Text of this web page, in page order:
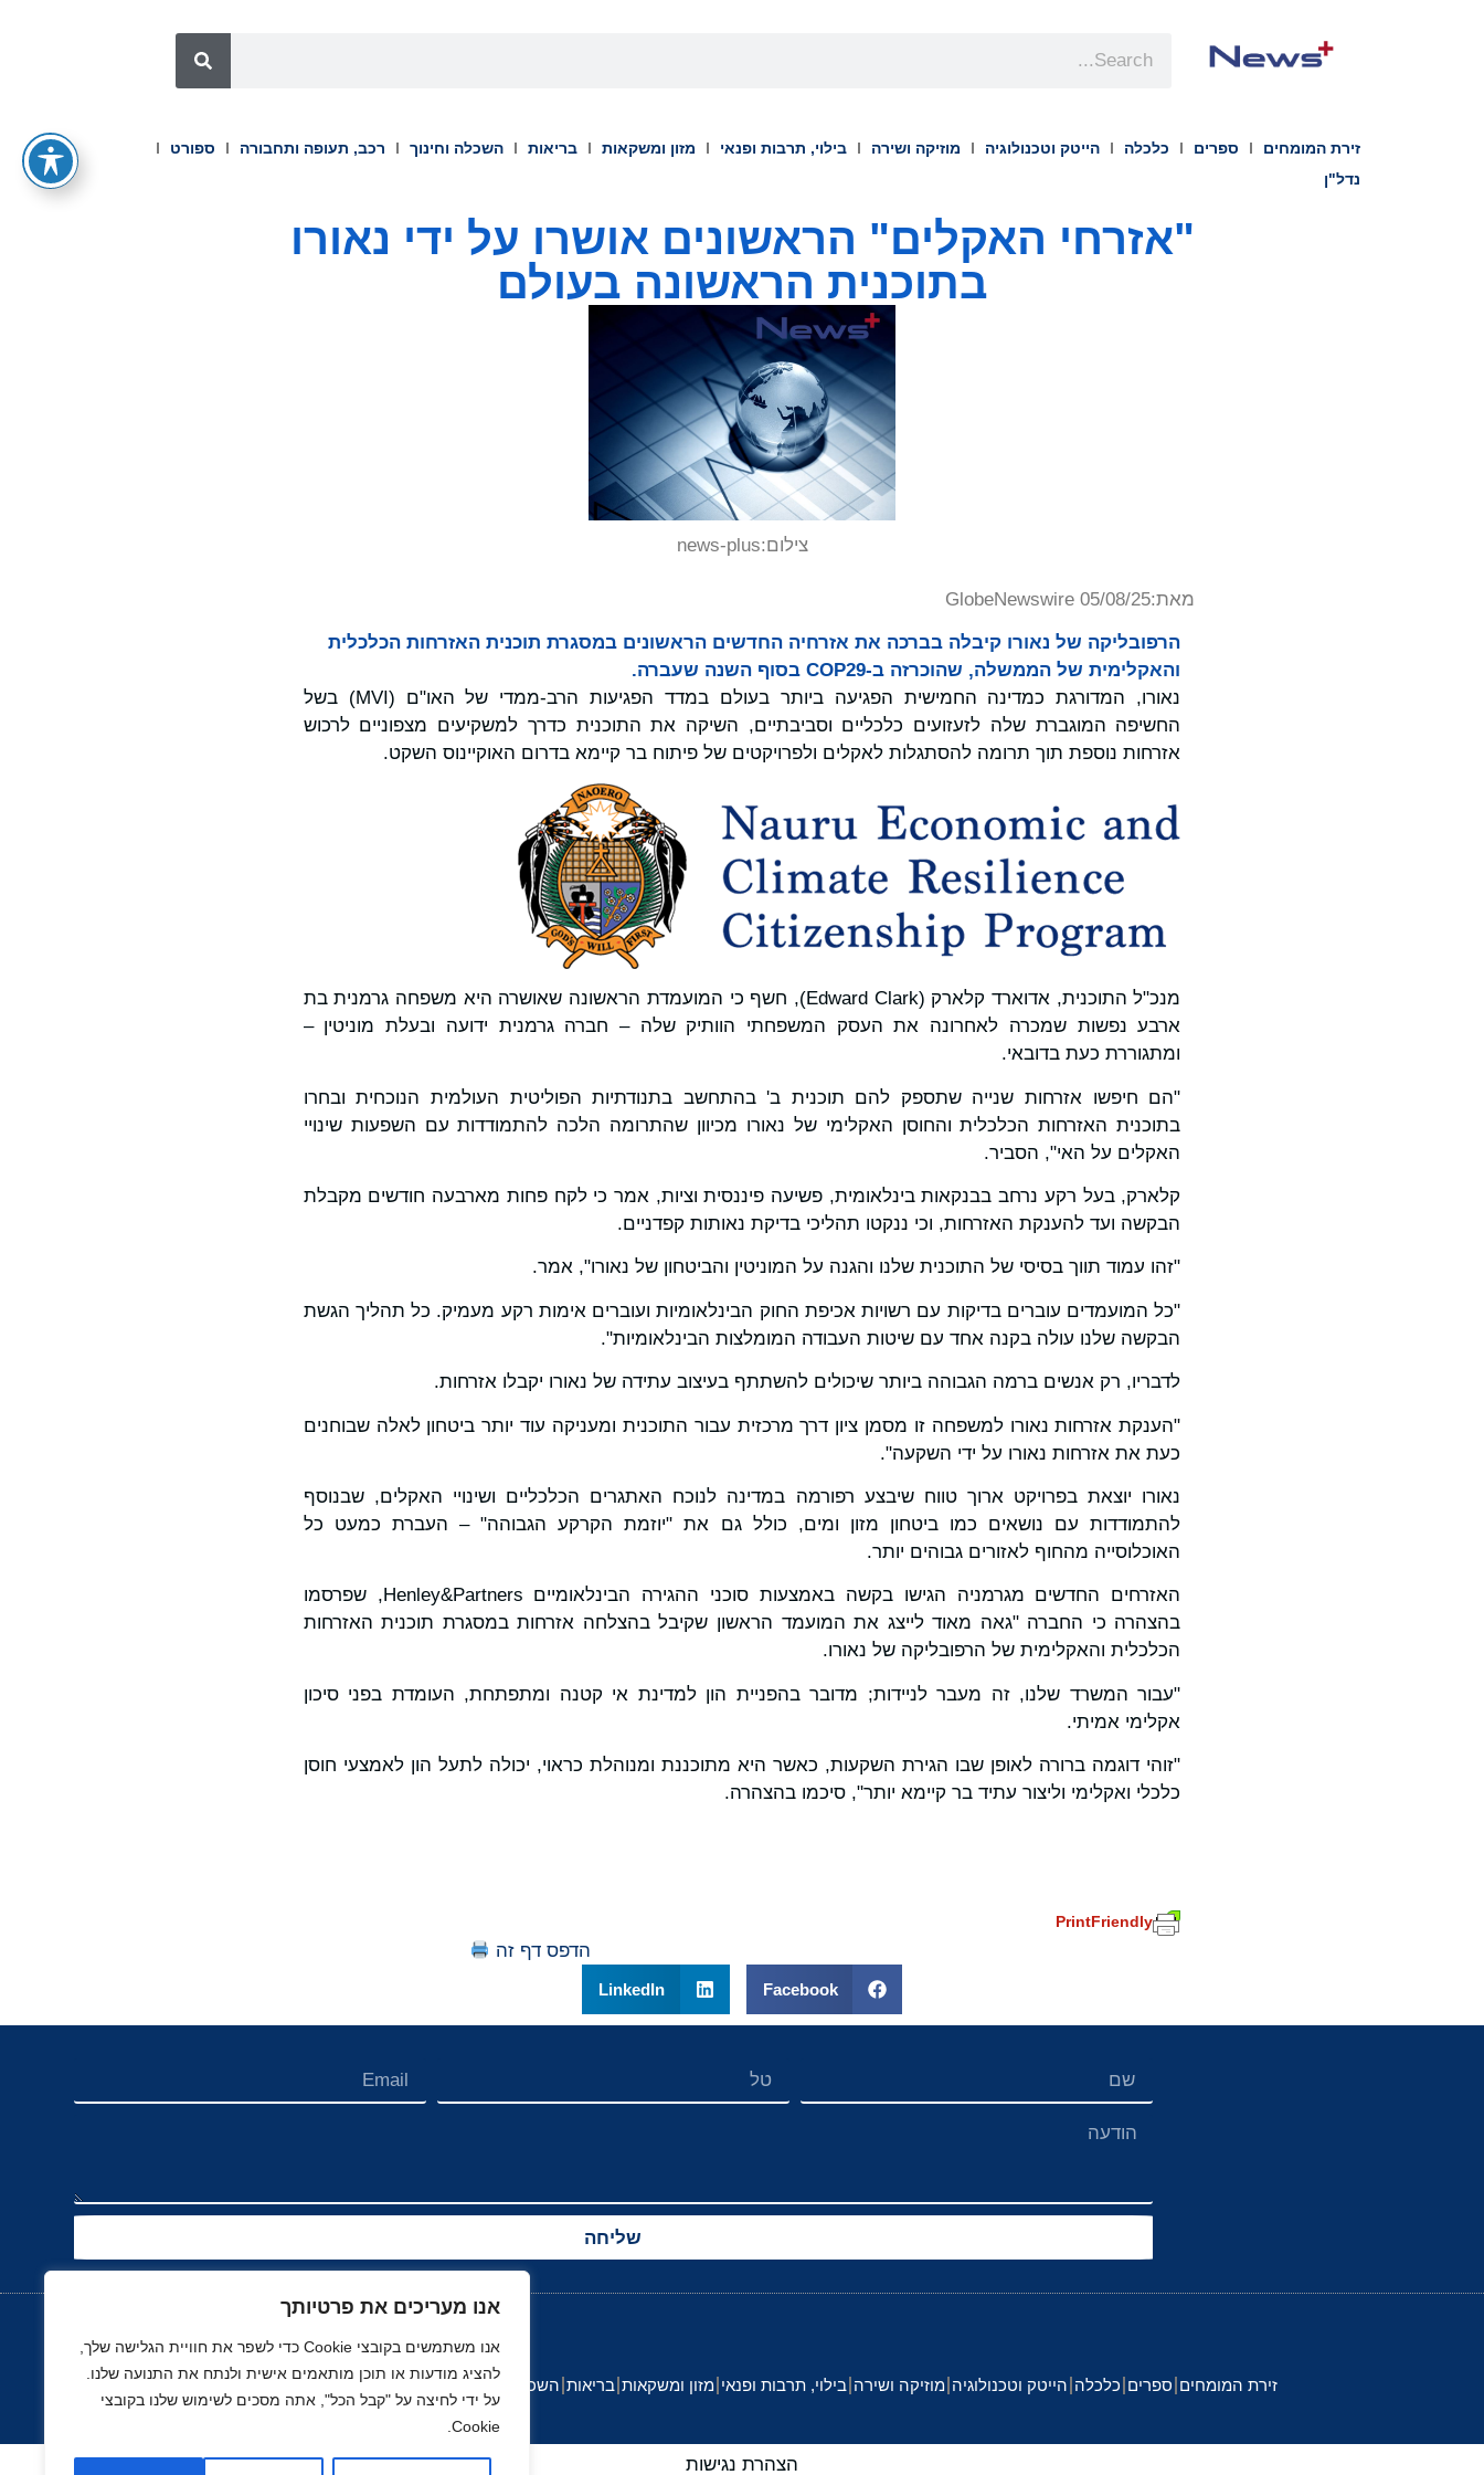
אנו מעריכים את פרטיותך
אנו משתמשים בקובצי Cookie כדי לשפר את חוויית הגלישה שלך,
להציג מודעות או תוכן מותאמים אישית ולנתח את התנועה שלנו.
על ידי לחיצה על "קבל הכל", אתה מסכים לשימוש שלנו בקובצי
Cookie.
זירת המומחים ספרים כלכלה הייטק וטכנולוגיה מוזיקה ושירה בילוי, תרבות ופנאי מזון ומשקאות בריאות השכלה וחינוך רכב, תעופה ותחבורה
ספורט
נדל"ן
"אזרחי האקלים" הראשונים אושרו על ידי נאורו
בתוכנית הראשונה בעולם
צילום:news-plus
מאת:GlobeNewswire 05/08/25
הרפובליקה של נאורו קיבלה בברכה את אזרחיה החדשים הראשונים במסגרת תוכנית האזרחות הכלכלית
והאקלימית של הממשלה, שהוכרזה ב-COP29 בסוף השנה שעברה.
נאורו, המדורגת כמדינה החמישית הפגיעה ביותר בעולם במדד הפגיעות הרב-ממדי של האו"ם (MVI) בשל
החשיפה המוגברת שלה לזעזועים כלכליים וסביבתיים, השיקה את התוכנית כדרך למשקיעים מצפוניים לרכוש
אזרחות נוספת תוך תרומה להסתגלות לאקלים ולפרויקטים של פיתוח בר קיימא בדרום האוקיינוס השקט.
מנכ"ל התוכנית, אדוארד קלארק (Edward Clark), חשף כי המועמדת הראשונה שאושרה היא משפחה גרמנית בת
ארבע נפשות שמכרה לאחרונה את העסק המשפחתי הוותיק שלה – חברה גרמנית ידועה ובעלת מוניטין –
ומתגוררת כעת בדובאי.
"הם חיפשו אזרחות שנייה שתספק להם תוכנית ב' בהתחשב בתנודתיות הפוליטית העולמית הנוכחית ובחרו
בתוכנית האזרחות הכלכלית והחוסן האקלימי של נאורו מכיוון שהתרומה הלכה להתמודדות עם השפעות שינויי
האקלים על האי", הסביר.
קלארק, בעל רקע נרחב בבנקאות בינלאומית, פשיעה פיננסית וציות, אמר כי לקח פחות מארבעה חודשים מקבלת
הבקשה ועד להענקת האזרחות, וכי ננקטו תהליכי בדיקת נאותות קפדניים.
"זהו עמוד תווך בסיסי של התוכנית שלנו והגנה על המוניטין והביטחון של נאורו", אמר.
"כל המועמדים עוברים בדיקות עם רשויות אכיפת החוק הבינלאומיות ועוברים אימות רקע מעמיק. כל תהליך הגשת
הבקשה שלנו עולה בקנה אחד עם שיטות העבודה המומלצות הבינלאומיות".
לדבריו, רק אנשים ברמה הגבוהה ביותר שיכולים להשתתף בעיצוב עתידה של נאורו יקבלו אזרחות.
"הענקת אזרחות נאורו למשפחה זו מסמן ציון דרך מרכזית עבור התוכנית ומעניקה עוד יותר ביטחון לאלה שבוחנים
כעת את אזרחות נאורו על ידי השקעה".
נאורו יוצאת בפרויקט ארוך טווח שיבצע רפורמה במדינה לנוכח האתגרים הכלכליים ושינויי האקלים, שבנוסף
להתמודדות עם נושאים כמו ביטחון מזון ומים, כולל גם את "יוזמת הקרקע הגבוהה" – העברת כמעט כל
האוכלוסייה מהחוף לאזורים גבוהים יותר.
האזרחים החדשים מגרמניה הגישו בקשה באמצעות סוכני ההגירה הבינלאומיים Henley&Partners, שפרסמו
בהצהרה כי החברה "גאה מאוד לייצג את המועמד הראשון שקיבל בהצלחה אזרחות במסגרת תוכנית האזרחות
הכלכלית והאקלימית של הרפובליקה של נאורו.
"עבור המשרד שלנו, זה מעבר לניידות; מדובר בהפניית הון למדינת אי קטנה ומתפתחת, העומדת בפני סיכון
אקלימי אמיתי.
"זוהי דוגמה ברורה לאופן שבו הגירת השקעות, כאשר היא מתוכננת ומנוהלת כראוי, יכולה לתעל הון לאמצעי חוסן
כלכלי ואקלימי וליצור עתיד בר קיימא יותר", סיכמו בהצהרה.
PrintFriendly
הדפס דף זה
Facebook
LinkedIn
שליחה
זירת המומחים ספרים כלכלה הייטק וטכנולוגיה מוזיקה ושירה בילוי, תרבות ופנאי מזון ומשקאות בריאות השכלה וחינוך רכב, תעופה ותחבורה ספורט נדל"ן
הצהרת נגישות